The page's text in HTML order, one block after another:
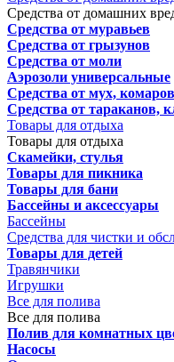
Средства от домашних
Средства от муравьев
Средства от грызунов
Средства от моли
Аэрозоли универсальные
Средства от мух,
Средства от тараканов,
Товары для отдыха
Товары для отдыха
Скамейки, стулья
Товары для пикника
Товары для бани
Бассейны и аксессуары
Бассейны
Средства для чистки и
Товары для детей
Травянчики
Игрушки
Все для полива
Все для полива
Полив для комнатных
Насосы